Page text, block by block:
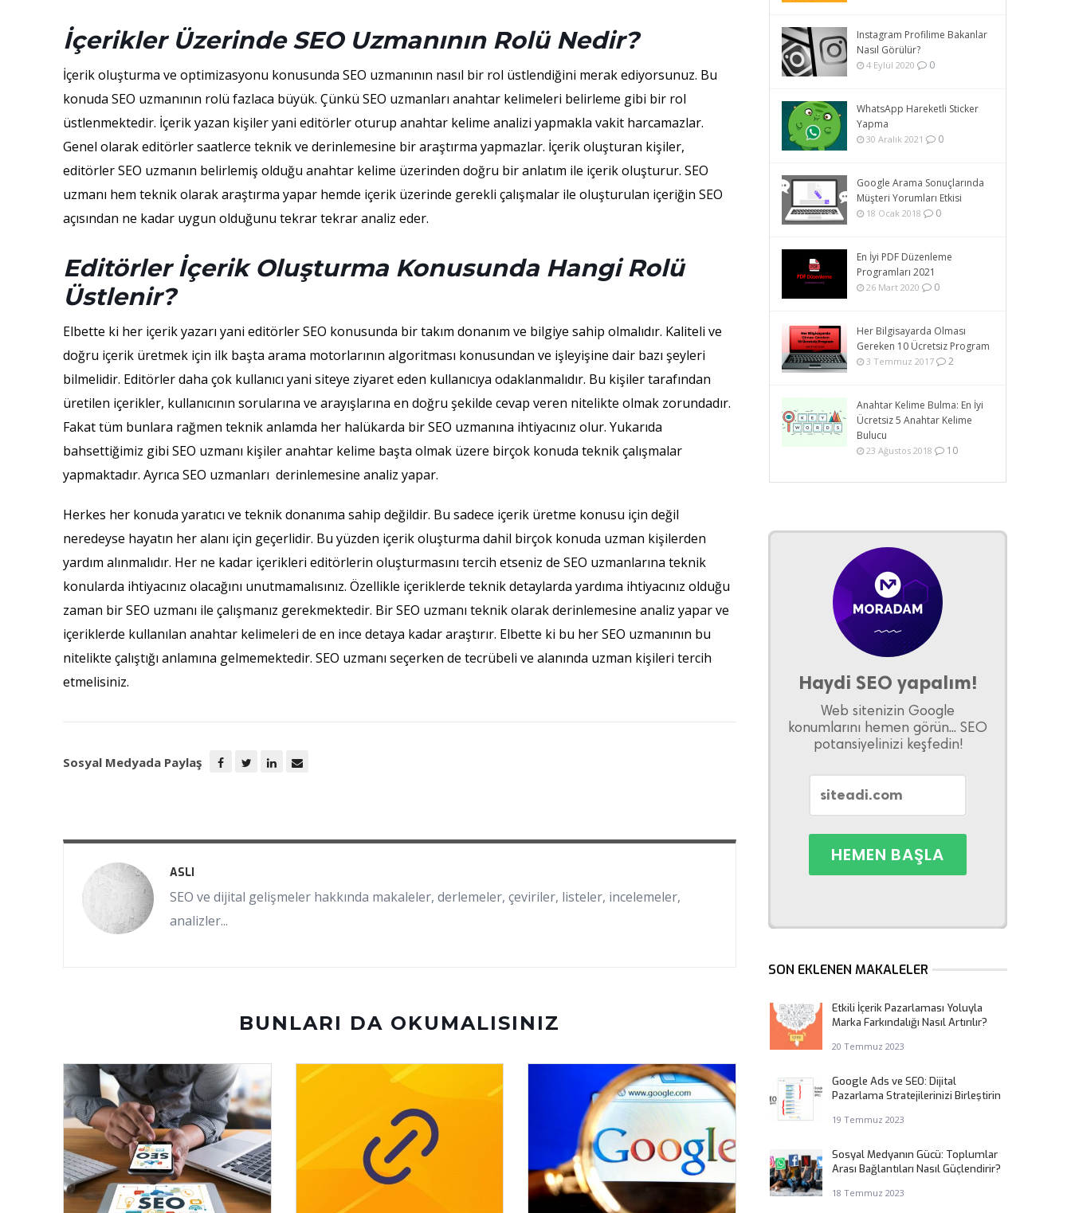
İçerikler Üzerinde SEO Uzmanının Rolü Nedir?
İçerik oluşturma ve optimizasyonu konusunda SEO uzmanının nasıl bir rol üstlendiğini merak ediyorsunuz. Bu
konuda SEO uzmanının rolü fazlaca büyük. Çünkü SEO uzmanları anahtar kelimeleri belirleme gibi bir rol
üstlenmektedir. İçerik yazan kişiler yani editörler oturup anahtar kelime analizi yapmakla vakit harcamazlar.
Genel olarak editörler saatlerce teknik ve derinlemesine bir araştırma yapmazlar. İçerik oluşturan kişiler,
editörler SEO uzmanın belirlemiş olduğu anahtar kelime üzerinden doğru bir anlatım ile içerik oluşturur. SEO
uzmanı hem teknik olarak araştırma yapar hemde içerik üzerinde gerekli çalışmalar ile oluşturulan içeriğin SEO
açısından ne kadar uygun olduğunu tekrar tekrar analiz eder.
Editörler İçerik Oluşturma Konusunda Hangi Rolü
Üstlenir?
Elbette ki her içerik yazarı yani editörler SEO konusunda bir takım donanım ve bilgiye sahip olmalıdır. Kaliteli ve
doğru içerik üretmek için ilk başta arama motorlarının algoritması konusundan ve işleyişine dair bazı şeyleri
bilmelidir. Editörler daha çok kullanıcı yani siteye ziyaret eden kullanıcıya odaklanmalıdır. Bu kişiler tarafından
üretilen içerikler, kullanıcının sorularına ve arayışlarına en doğru şekilde cevap veren nitelikte olmak zorundadır.
Fakat tüm bunlara rağmen teknik anlamda her halükarda bir SEO uzmanına ihtiyacınız olur. Yukarıda
bahsettiğimiz gibi SEO uzmanı kişiler anahtar kelime başta olmak üzere birçok konuda teknik çalışmalar
yapmaktadır. Ayrıca SEO uzmanları derinlemesine analiz yapar.
Herkes her konuda yaratıcı ve teknik donanıma sahip değildir. Bu sadece içerik üretme konusu için değil
neredeyse hayatın her alanı için geçerlidir. Bu yüzden içerik oluşturma dahil birçok konuda uzman kişilerden
yardım alınmalıdır. Her ne kadar içerikleri editörlerin oluşturmasını tercih etseniz de SEO uzmanlarına teknik
konularda ihtiyacınız olacağını unutmamalısınız. Özellikle içeriklerde teknik detaylarda yardıma ihtiyacınız olduğu
zaman bir SEO uzmanı ile çalışmanız gerekmektedir. Bir SEO uzmanı teknik olarak derinlemesine analiz yapar ve
içeriklerde kullanılan anahtar kelimeleri de en ince detaya kadar araştırır. Elbette ki bu her SEO uzmanının bu
nitelikte çalıştığı anlamına gelmemektedir. SEO uzmanı seçerken de tecrübeli ve alanında uzman kişileri tercih
etmelisiniz.
Sosyal Medyada Paylaş
ASLI
SEO ve dijital gelişmeler hakkında makaleler, derlemeler, çeviriler, listeler, incelemeler,
analizler...
BUNLARI DA OKUMALISINIZ
Instagram Profilime Bakanlar
Nasıl Görülür?
4 Eylül 2020 0
WhatsApp Hareketli Sticker
Yapma
30 Aralık 2021 0
Google Arama Sonuçlarında
Müşteri Yorumları Etkisi
18 Ocak 2018 0
En İyi PDF Düzenleme
Programları 2021
26 Mart 2020 0
Her Bilgisayarda Olması
Gereken 10 Ücretsiz Program
3 Temmuz 2017 2
Anahtar Kelime Bulma: En İyi
Ücretsiz 5 Anahtar Kelime
Bulucu
23 Ağustos 2018 10
Haydi SEO yapalım!
Web sitenizin Google
konumlarını hemen görün... SEO
potansiyelinizi keşfedin!
SON EKLENEN MAKALELER
Etkili İçerik Pazarlaması Yoluyla
Marka Farkındalığı Nasıl Artırılır?
20 Temmuz 2023
Google Ads ve SEO: Dijital
Pazarlama Stratejilerinizi Birleştirin
19 Temmuz 2023
Sosyal Medyanın Gücü: Toplumlar
Arası Bağlantıları Nasıl Güçlendirir?
18 Temmuz 2023